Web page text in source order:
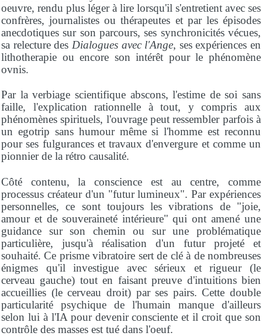
oeuvre, rendu plus léger à lire lorsqu'il s'entretient avec ses
confrères, journalistes ou thérapeutes et par les épisodes
anecdotiques sur son parcours, ses synchronicités vécues,
sa relecture des Dialogues avec l'Ange, ses expériences en
lithotherapie ou encore son intérêt pour le phénomène
ovnis.
Par la verbiage scientifique abscons, l'estime de soi sans
faille, l'explication rationnelle à tout, y compris aux
phénomènes spirituels, l'ouvrage peut ressembler parfois à
un egotrip sans humour même si l'homme est reconnu
pour ses fulgurances et travaux d'envergure et comme un
pionnier de la rétro causalité.
Côté contenu, la conscience est au centre, comme
processus créateur d'un "futur lumineux". Par expériences
personnelles, ce sont toujours les vibrations de "joie,
amour et de souveraineté intérieure" qui ont amené une
guidance sur son chemin ou sur une problématique
particulière, jusqu'à réalisation d'un futur projeté et
souhaité. Ce prisme vibratoire sert de clé à de nombreuses
énigmes qu'il investigue avec sérieux et rigueur (le
cerveau gauche) tout en faisant preuve d'intuitions bien
accueillies (le cerveau droit) par ses pairs. Cette double
particularité psychique de l'humain manque d'ailleurs
selon lui à l'IA pour devenir consciente et il croit que son
contrôle des masses est tué dans l'oeuf.